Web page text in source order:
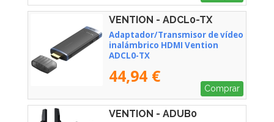
VENTION - ADCL0-TX
Adaptador/Transmisor de vídeo
inalámbrico HDMI Vention
ADCL0-TX
44,94 €
Comprar
VENTION - ADUB0